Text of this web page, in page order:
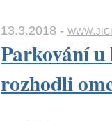
13.3.2018 -
Parkování u
rozhodli